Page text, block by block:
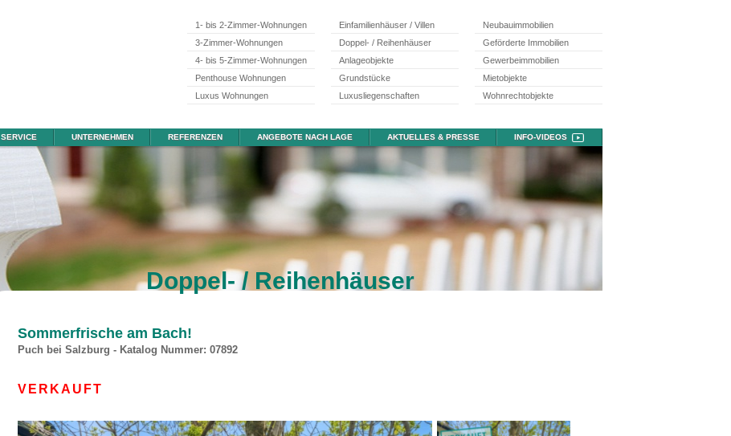
1- bis 2-Zimmer-Wohnungen
3-Zimmer-Wohnungen
4- bis 5-Zimmer-Wohnungen
Penthouse Wohnungen
Luxus Wohnungen
Einfamilienhäuser / Villen
Doppel- / Reihenhäuser
Anlageobjekte
Grundstücke
Luxusliegenschaften
Neubauimmobilien
Geförderte Immobilien
Gewerbeimmobilien
Mietobjekte
Wohnrechtobjekte
SERVICE UNTERNEHMEN REFERENZEN ANGEBOTE NACH LAGE AKTUELLES & PRESSE INFO-VIDEOS
Doppel- / Reihenhäuser
Sommerfrische am Bach!
Puch bei Salzburg - Katalog Nummer: 07892
VERKAUFT